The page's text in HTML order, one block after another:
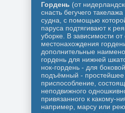
Гордень (от
снасть бегучего
судна, с помощью
паруса подтягивают к
уборке. В зависимости от
местонахождения
дополнительные
гордень для нижней
нок-гордень - для
подъёмный -
приспособление,
неподвижного
привязанного к какому-
например, марсу или